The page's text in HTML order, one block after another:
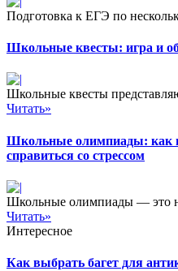
Подготовка к ЕГЭ по
Школьные квесты: игра и
Школьные квесты
Читать»
Школьные олимпиады: как
справиться со стрессом
Школьные олимпиады — это
Читать»
Интересное
Как выбрать багет для